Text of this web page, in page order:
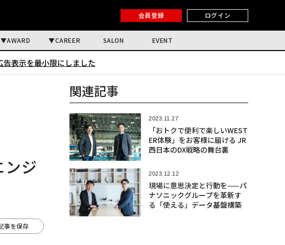
会員登録 ログイン
AWARD CAREER SALON EVENT
告表示を最小限にしました
ジ
事を保存
関連記事
2023.11.27
「おトクで便利で楽しいWEST
ER体験」をお客様に届ける JR
西日本のDX戦略の舞台裏
2023.12.12
現場に意思決定と行動を——パ
ナソニックグループを革新す
る「使える」データ基盤構築